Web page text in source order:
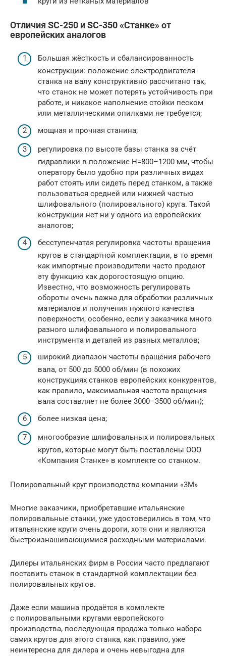
Отличия SC-250 и SC-350 «Станке» от
европейских аналогов
Большая жёсткость и сбалансированность
конструкции: положение электродвигателя
станка на валу конструктивно рассчитано так,
что станок не может потерять устойчивость при
работе, и никакое наполнение стойки песком
или металлическими опилками не требуется;
мощная и прочная станина;
регулировка по высоте базы станка за счёт
гидравлики в положение H=800–1200 мм, чтобы
оператору было удобно при различных видах
работ стоять или сидеть перед станком, а также
пользоваться средней или нижней частью
шлифовального (полировального) круга. Такой
конструкции нет ни у одного из европейских
аналогов;
бесступенчатая регулировка частоты вращения
кругов в стандартной комплектации, в то время
как импортные производители часто продают
эту функцию как дорогостоящую опцию.
Известно, что возможность регулировать
обороты очень важна для обработки различных
материалов и получения нужного качества
поверхности, особенно, если у заказчика много
разного шлифовального и полировального
инструмента и деталей из разных металлов;
широкий диапазон частоты вращения рабочего
вала, от 500 до 5000 об/мин (в похожих
конструкциях станков европейских конкурентов,
как правило, максимальная частота вращения
вала составляет не более 3000–3500 об/мин);
более низкая цена;
многообразие шлифовальных и полировальных
кругов, которые могут быть поставлены ООО
«Компания Станке» в комплекте со станком.
Полировальный круг производства компании «3М»
Многие заказчики, приобретавшие итальянские
полировальные станки, уже удостоверились в том, что
итальянские круги очень дороги, хотя они и являются
быстроизнашивающимися расходными материалами.
Дилеры итальянских фирм в России часто предлагают
поставить станок в стандартной комплектации без
полировальных кругов.
Даже если машина продаётся в комплекте
с полировальными кругами европейского
производства, последующая продажа только набора
самих кругов для этого станка, как правило, уже
неинтересна для дилера и очень невыгодна для